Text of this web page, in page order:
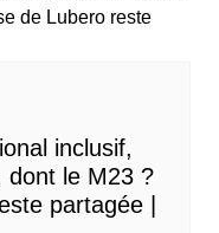
inclusif,
dont le M23 ?
partagée |